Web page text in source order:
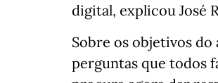
digital, explicou José
Sobre os objetivos do
perguntas que todos